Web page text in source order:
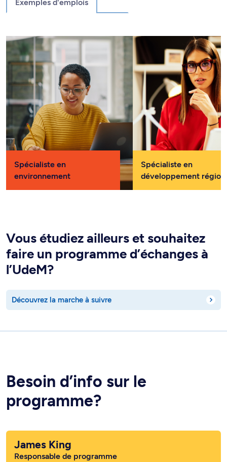
Exemples d'emplois
Spécialiste en
environnement
Spécialiste en
développement
Vous étudiez ailleurs et souhaitez
faire un programme d’échanges à
l’UdeM?
Découvrez la marche à suivre
Besoin d’info sur le
programme?
James King
Responsable de programme